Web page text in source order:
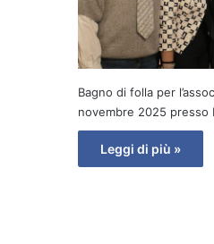
Bagno di folla per
novembre 2025 presso
Leggi di più »